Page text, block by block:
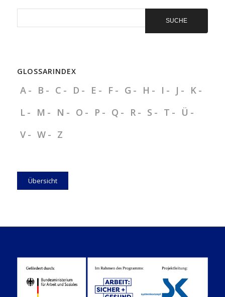
GLOSSARINDEX
A B C D E F G H I J
K
L
M N O P Q R S T
Ü
V
W Z
Übersicht